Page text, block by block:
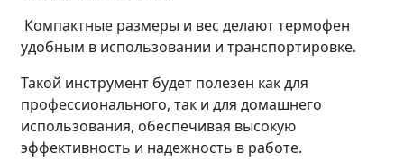
Компактные размеры и вес делают термофен
удобным в использовании и транспортировке.
Такой инструмент будет полезен как для
профессионального, так и для домашнего
использования, обеспечивая высокую
эффективность и надежность в работе.